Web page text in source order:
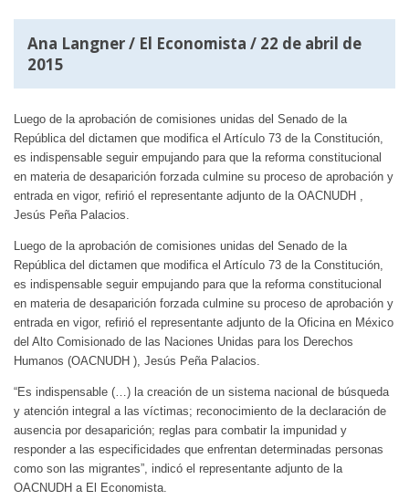
Ana Langner / El Economista / 22 de abril de
2015
Luego de la aprobación de comisiones unidas del Senado de la
República del dictamen que modifica el Artículo 73 de la Constitución,
es indispensable seguir empujando para que la reforma constitucional
en materia de desaparición forzada culmine su proceso de aprobación y
entrada en vigor, refirió el representante adjunto de la OACNUDH ,
Jesús Peña Palacios.
Luego de la aprobación de comisiones unidas del Senado de la
República del dictamen que modifica el Artículo 73 de la Constitución,
es indispensable seguir empujando para que la reforma constitucional
en materia de desaparición forzada culmine su proceso de aprobación y
entrada en vigor, refirió el representante adjunto de la Oficina en México
del Alto Comisionado de las Naciones Unidas para los Derechos
Humanos (OACNUDH ), Jesús Peña Palacios.
“Es indispensable (…) la creación de un sistema nacional de búsqueda
y atención integral a las víctimas; reconocimiento de la declaración de
ausencia por desaparición; reglas para combatir la impunidad y
responder a las especificidades que enfrentan determinadas personas
como son las migrantes”, indicó el representante adjunto de la
OACNUDH a El Economista.